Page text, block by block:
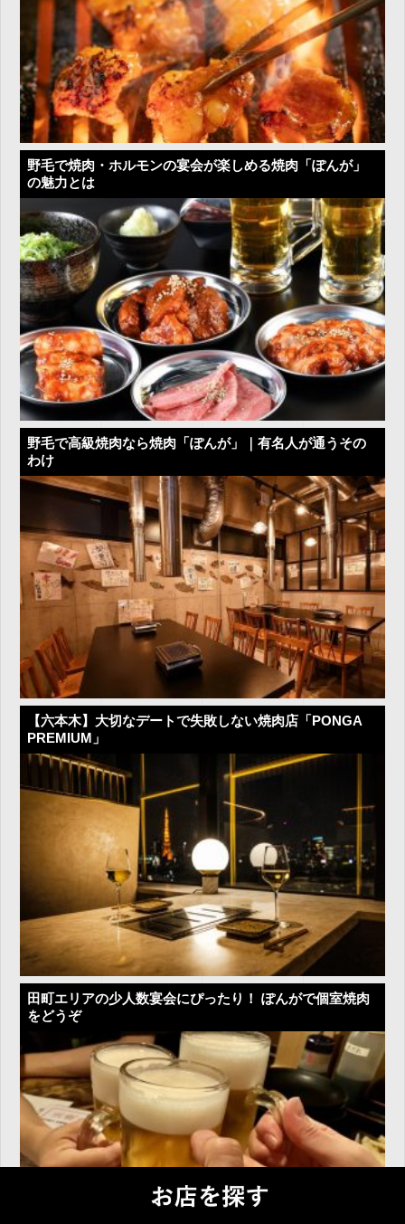
野毛で焼肉・ホルモンの宴会が楽しめる焼肉「ぽんが」
の魅力とは
野毛で高級焼肉なら焼肉「ぽんが」｜有名人が通うその
わけ
【六本木】大切なデートで失敗しない焼肉店「PONGA
PREMIUM」
田町エリアの少人数宴会にぴったり！ ぽんがで個室焼肉
をどうぞ